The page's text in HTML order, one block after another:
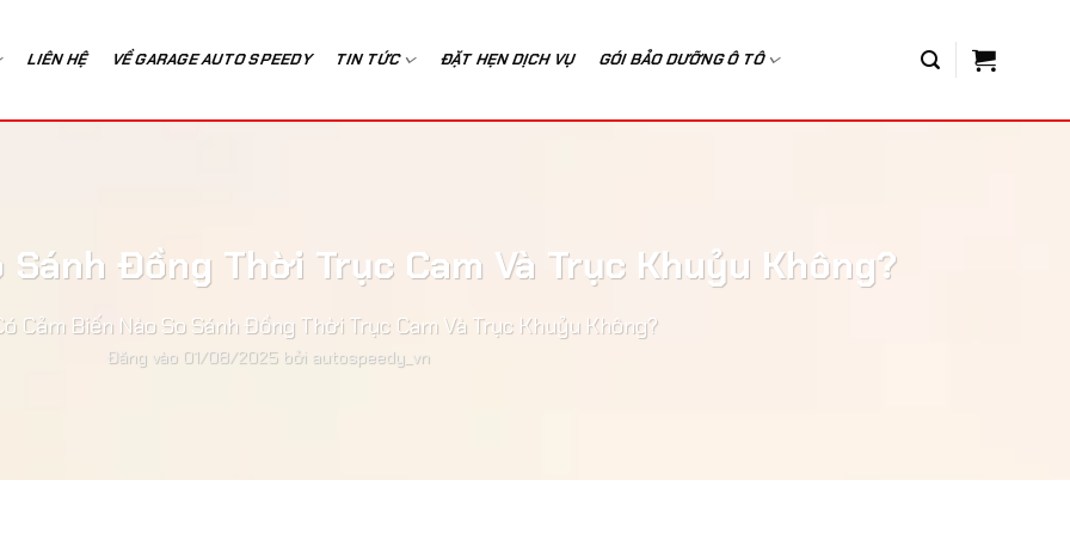
LIÊN HỆ VỀ GARAGE AUTO SPEEDY TIN TỨC ĐẶT HẸN DỊCH VỤ GÓI BẢO DƯỠNG Ô TÔ
Sánh Đồng Thời Trục Cam Và Trục Khuỷu Không?
Cảm Biến Nào So Sánh Đồng Thời Trục Cam Và Trục Khuỷu Không?
Đăng vào 01/08/2025 bởi autospeedy_vn